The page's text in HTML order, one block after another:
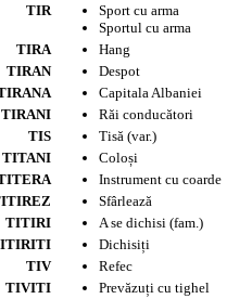
TIR
Sport cu arma
Sportul cu arma
TIRA
Hang
TIRAN
Despot
Capitala Albaniei
TIRANI
Răi conducători
TIS
Tisă (var.)
TITANI
Coloși
Instrument cu coarde
Sfârlează
TITIRI
A se dichisi (fam.)
Dichisiți
TIV
Refec
TIVITI
Prevăzuți cu tighel